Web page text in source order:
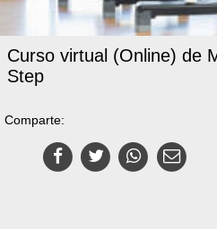
Curso virtual (Online) de
Step
Comparte: